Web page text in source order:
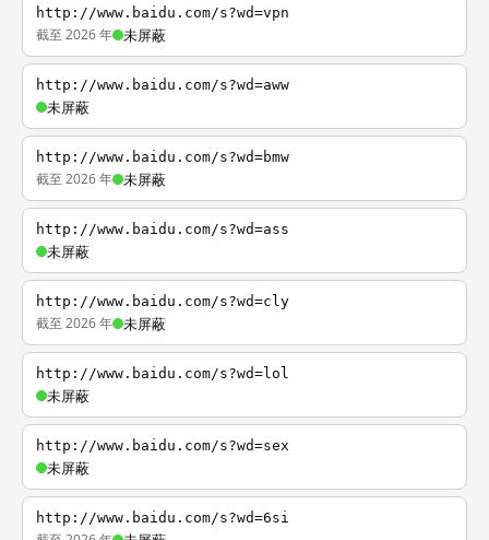
http://www.baidu.com/s?wd=vpn
截至 2026 年 未屏蔽
http://www.baidu.com/s?wd=aww
未屏蔽
http://www.baidu.com/s?wd=bmw
截至 2026 年 未屏蔽
http://www.baidu.com/s?wd=ass
未屏蔽
http://www.baidu.com/s?wd=cly
截至 2026 年 未屏蔽
http://www.baidu.com/s?wd=lol
未屏蔽
http://www.baidu.com/s?wd=sex
未屏蔽
http://www.baidu.com/s?wd=6si